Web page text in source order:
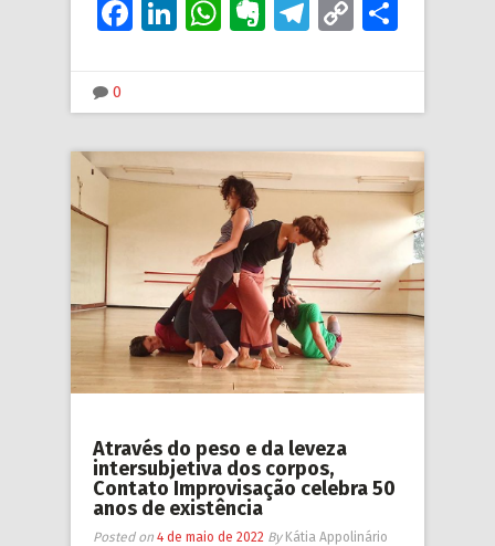
Facebook
LinkedIn
WhatsApp
Evernote
Telegram
Copy
0
Através do peso e da leveza
intersubjetiva dos corpos,
Contato Improvisação celebra 50
anos de existência
Posted on 4 de maio de 2022 By Kátia Appolinário